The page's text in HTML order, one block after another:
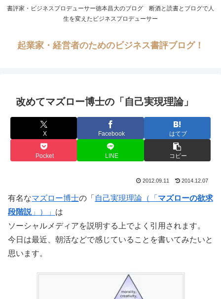
書評家・ビジネスプロデューサー徳本昌大のブログ 断酒と読書とブログで人
生を変えたビジネスプロデューサー
起業家・経営者のためのビジネス書評ブログ！
改めてマズロー博士の「自己実現理論」
X Facebook はてブ
Pocket LINE コピー
2012.09.11 2014.12.07
有名なマズロー博士の「 自己実現理論（「 マズローの欲求
段階説」）」 は
ソーシャルメディアを説明する上でよく引用されます。
今日は最近、朝活などで感じていることを書いてみたいと
思います。